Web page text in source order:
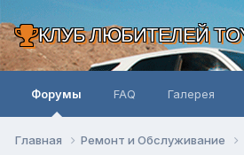
КЛУБ ЛЮБИТЕЛЕЙ
Форумы FAQ Галерея
Главная Ремонт и Обслуживание